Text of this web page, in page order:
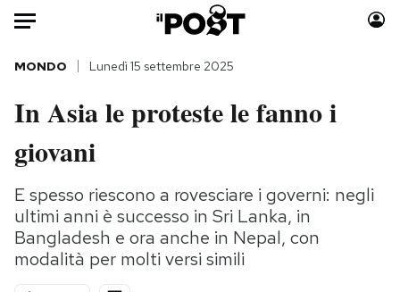
Auto
HOME
Italia
Politica
Tecnologia
Internet
Consumismi
Storie/Idee
Ok Boomer!
MONDO Lunedì 15 settembre 2025
In Asia le proteste le fanno i
giovani
E spesso riescono a rovesciare i governi: negli
ultimi anni è successo in Sri Lanka, in
Bangladesh e ora anche in Nepal, con
modalità per molti versi simili